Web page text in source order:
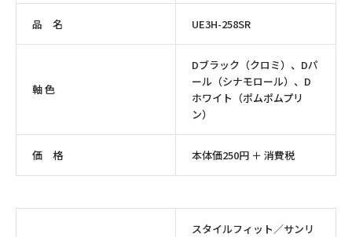
品 名 UE3H-258SR
軸 色
Dブラック（クロミ）、Dパ
ール（シナモロール）、D
ホワイト（ポムポムプリ
ン）
価 格 本体価250円 ＋ 消費税
スタイルフィット／サンリ